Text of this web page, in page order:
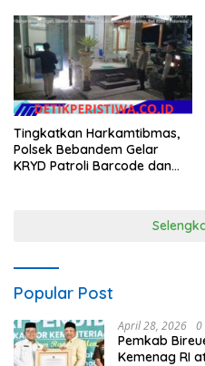
Tingkatkan Harkamtibmas,
Polsek Bebandem Gelar
KRYD Patroli Barcode dan
Popular Post
April 28, 2026 0
Pemkab
Kemenag RI